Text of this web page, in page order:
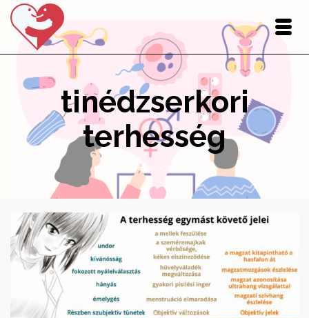
tinédzserkori
terhesség
tinédzserkori terhesség